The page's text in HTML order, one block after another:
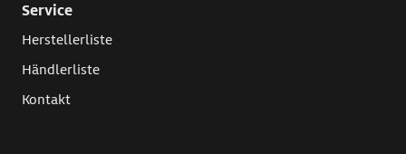
Service
Herstellerliste
Händlerliste
Kontakt